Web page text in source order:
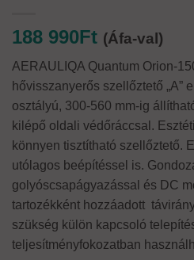
188 990Ft (Áfa-val)
AERAULIQA Quantum Orion-
hővisszanyerős szellőztető „A”
osztályú, 300-560 mm-ig
kilépő oldali védőráccsal.
könnyen tisztítható szellőztető.
utólagos beépítéssel is.
golyóscsapágyazással és DC
tartozékként hozzáadott
szükség külön kapcsoló
teljesítményfokozatban